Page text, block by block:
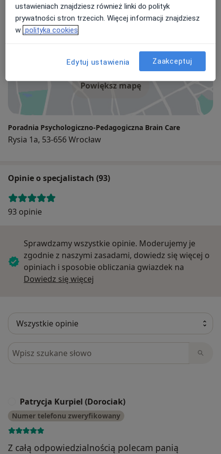
Adresy (2)
Adres 1 Adres 2
Powiększ mapę
Poradnia Psychologiczno-Pedagogiczna Brain Care
Rysia 1a, 53-656 Wrocław
Opinie o specjalistach (93)
93 opinie
Sprawdzamy wszystkie opinie. Moderujemy je
zgodnie z naszymi zasadami, dowiedz się więcej o
opiniach i sposobie obliczania gwiazdek na
Dowiedz się więcej
Szukaj w opiniach
Patrycja Kurpiel (Dorociak)
Numer telefonu zweryfikowany
Z całą odpowiedzialnością polecam panią
ustawieniach znajdziesz również linki do polityk
prywatności stron trzecich. Więcej informacji znajdziesz
w polityka cookies
Edytuj ustawienia Zaakceptuj